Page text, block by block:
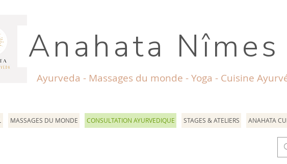
Anahata
Ayurveda - Massages du monde - Yoga - Cuisine
MASSAGES DU MONDE CONSULTATION AYURVEDIQUE STAGES & ATELIERS ANAHATA